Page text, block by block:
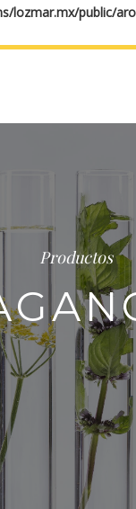
lozmar.mx/public/
Productos